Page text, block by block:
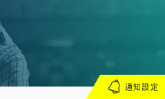
通知設定